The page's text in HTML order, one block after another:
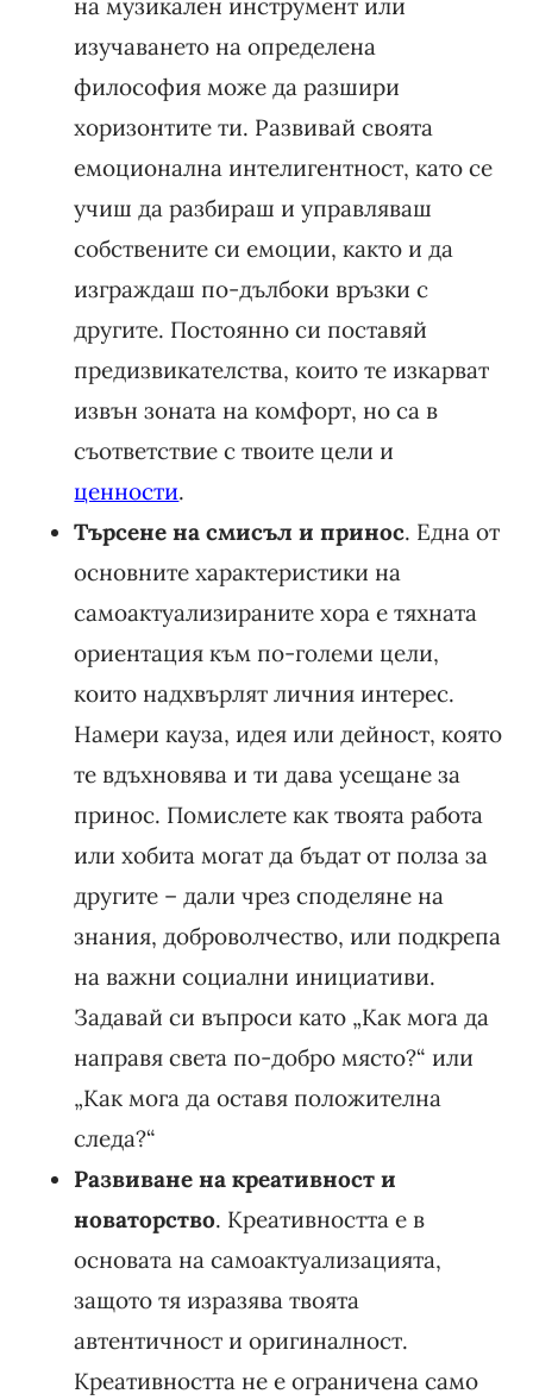
на музикален инструмент или
изучаването на определена
философия може да разшири
хоризонтите ти. Развивай своята
емоционална интелигентност, като се
учиш да разбираш и управляваш
собствените си емоции, както и да
изграждаш по-дълбоки връзки с
другите. Постоянно си поставяй
предизвикателства, които те изкарват
извън зоната на комфорт, но са в
съответствие с твоите цели и
ценности.
Търсене на смисъл и принос. Една от
основните характеристики на
самоактуализираните хора е тяхната
ориентация към по-големи цели,
които надхвърлят личния интерес.
Намери кауза, идея или дейност, която
те вдъхновява и ти дава усещане за
принос. Помислете как твоята работа
или хобита могат да бъдат от полза за
другите – дали чрез споделяне на
знания, доброволчество, или подкрепа
на важни социални инициативи.
Задавай си въпроси като „Как мога да
направя света по-добро място?“ или
„Как мога да оставя положителна
следа?“
Развиване на креативност и
новаторство. Креативността е в
основата на самоактуализацията,
защото тя изразява твоята
автентичност и оригиналност.
Креативността не е ограничена само